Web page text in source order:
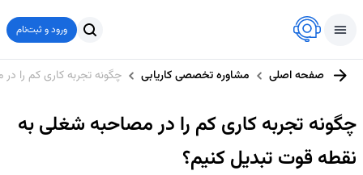
ورود و ثبت‌نام
صفحه اصلی مشاوره تخصصی کاریابی چگونه تجربه کاری کم را
چگونه تجربه کاری کم را در مصاحبه شغلی به
نقطه قوت تبدیل کنیم؟